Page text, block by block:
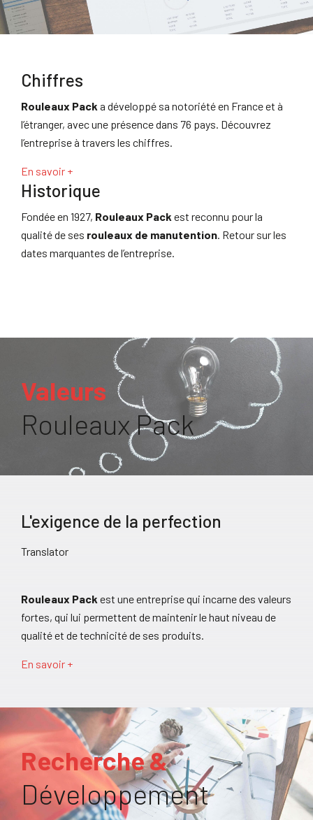
Chiffres
Rouleaux Pack a développé sa notoriété en France et à
l’étranger, avec une présence dans 76 pays. Découvrez
l’entreprise à travers les chiffres.
En savoir +
Historique
Fondée en 1927, Rouleaux Pack est reconnu pour la
qualité de ses rouleaux de manutention. Retour sur les
dates marquantes de l’entreprise.
Valeurs
Rouleaux Pack
L'exigence de la perfection
Translator
Rouleaux Pack est une entreprise qui incarne des valeurs
fortes, qui lui permettent de maintenir le haut niveau de
qualité et de technicité de ses produits.
En savoir +
Recherche &
Développement